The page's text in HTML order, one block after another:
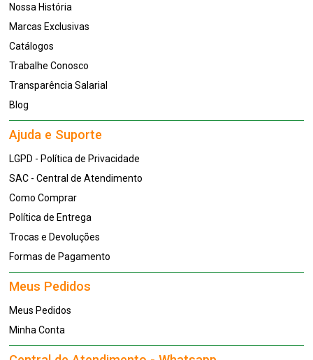
Nossa História
Marcas Exclusivas
Catálogos
Trabalhe Conosco
Transparência Salarial
Blog
Ajuda e Suporte
LGPD - Política de Privacidade
SAC - Central de Atendimento
Como Comprar
Política de Entrega
Trocas e Devoluções
Formas de Pagamento
Meus Pedidos
Meus Pedidos
Minha Conta